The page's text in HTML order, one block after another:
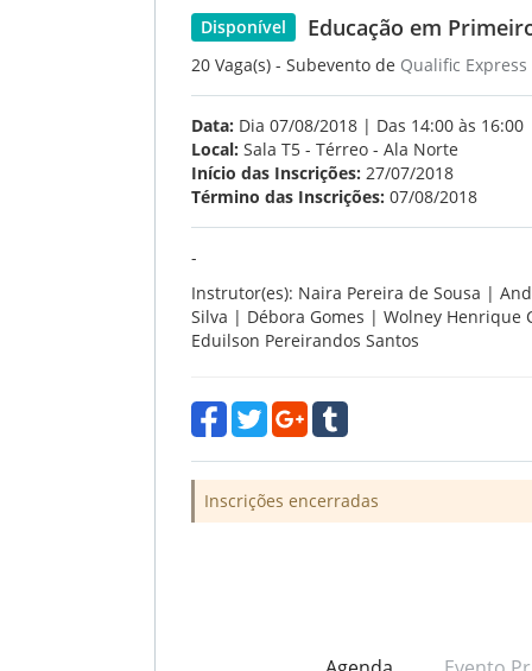
Disponível Educação em
20 Vaga(s) - Subevento de Qualific Express
Data: Dia 07/08/2018 | Das 14:00 às 16:00
Local: Sala T5 - Térreo - Ala Norte
Início das Inscrições: 27/07/2018
Término das Inscrições: 07/08/2018
-
Instrutor(es): Naira Pereira de Sousa |
Silva | Débora Gomes | Wolney
Eduilson Pereirandos Santos
Inscrições encerradas